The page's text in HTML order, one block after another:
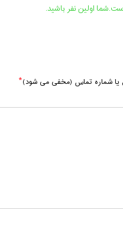
اولین نفر باشید.
یا شماره تماس (مخفی می شود)